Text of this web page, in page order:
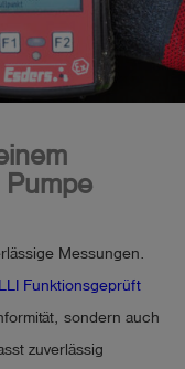
Pumpe
Messungen.
Funktionsgeprüft
sondern auch
zuverlässig